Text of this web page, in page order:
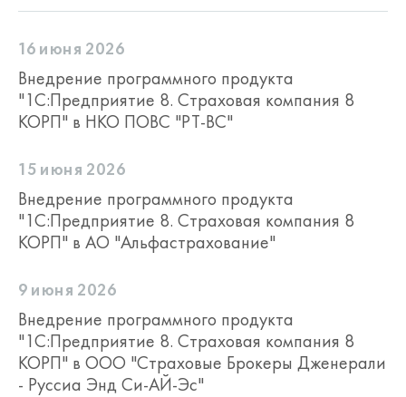
16 июня 2026
Внедрение программного продукта
"1С:Предприятие 8. Страховая компания 8
КОРП" в НКО ПОВС "РТ-ВС"
15 июня 2026
Внедрение программного продукта
"1С:Предприятие 8. Страховая компания 8
КОРП" в АО "Альфастрахование"
9 июня 2026
Внедрение программного продукта
"1С:Предприятие 8. Страховая компания 8
КОРП" в ООО "Страховые Брокеры Дженерали
- Руссиа Энд Си-АЙ-Эс"